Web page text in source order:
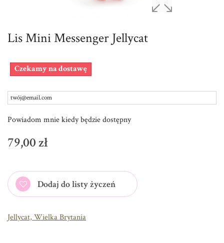
Lis Mini Messenger Jellycat
Czekamy na dostawę
Powiadom mnie kiedy będzie dostępny
79,00 zł
Dodaj do listy życzeń
Jellycat, Wielka Brytania